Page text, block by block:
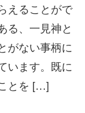
えることがで
る、一見神と
がない事柄に
います。既に
とを […]